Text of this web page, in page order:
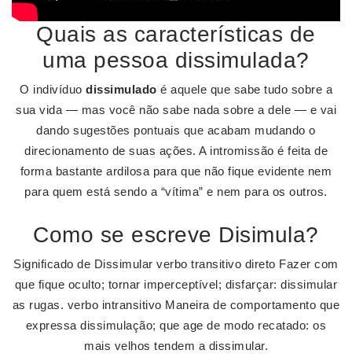
Quais as características de
uma pessoa dissimulada?
O indivíduo dissimulado é aquele que sabe tudo sobre a
sua vida — mas você não sabe nada sobre a dele — e vai
dando sugestões pontuais que acabam mudando o
direcionamento de suas ações. A intromissão é feita de
forma bastante ardilosa para que não fique evidente nem
para quem está sendo a “vítima” e nem para os outros.
Como se escreve Disimula?
Significado de Dissimular verbo transitivo direto Fazer com
que fique oculto; tornar imperceptível; disfarçar: dissimular
as rugas. verbo intransitivo Maneira de comportamento que
expressa dissimulação; que age de modo recatado: os
mais velhos tendem a dissimular.